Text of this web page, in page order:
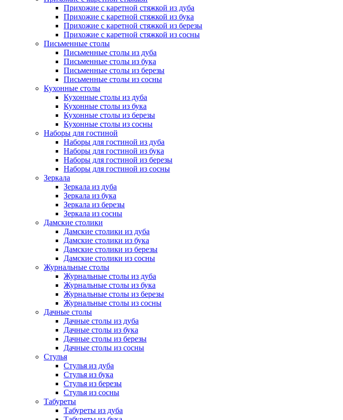
Прихожие с каретной стяжкой из дуба
Прихожие с каретной стяжкой из бука
Прихожие с каретной стяжкой из березы
Прихожие с каретной стяжкой из сосны
Письменные столы
Письменные столы из дуба
Письменные столы из бука
Письменные столы из березы
Письменные столы из сосны
Кухонные столы
Кухонные столы из дуба
Кухонные столы из бука
Кухонные столы из березы
Кухонные столы из сосны
Наборы для гостиной
Наборы для гостиной из дуба
Наборы для гостиной из бука
Наборы для гостиной из березы
Наборы для гостиной из сосны
Зеркала
Зеркала из дуба
Зеркала из бука
Зеркала из березы
Зеркала из сосны
Дамские столики
Дамские столики из дуба
Дамские столики из бука
Дамские столики из березы
Дамские столики из сосны
Журнальные столы
Журнальные столы из дуба
Журнальные столы из бука
Журнальные столы из березы
Журнальные столы из сосны
Дачные столы
Дачные столы из дуба
Дачные столы из бука
Дачные столы из березы
Дачные столы из сосны
Стулья
Стулья из дуба
Стулья из бука
Стулья из березы
Стулья из сосны
Табуреты
Табуреты из дуба